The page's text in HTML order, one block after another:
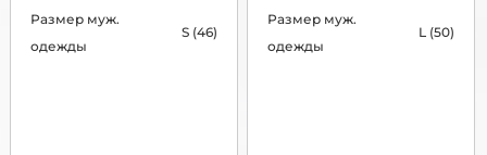
Размер муж.
одежды
S (46)
Размер муж.
одежды
L (50)